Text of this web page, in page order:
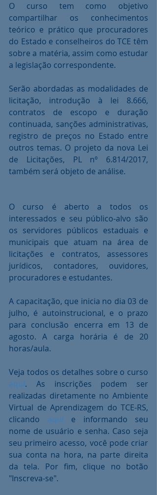
O curso tem como objetivo
compartilhar os conhecimentos
teórico e prático que procuradores
do Estado e conselheiros do TCE têm
sobre a matéria, assim como estudar
a legislação correspondente.
Serão abordadas as modalidades de
licitação, introdução à lei 8.666,
contratos de escopo e duração
continuada, sanções administrativas,
registro de preços no Estado entre
outros temas. O projeto da nova Lei
de Licitações, PL nº 6.814/2017,
também será objeto de análise.
O curso é aberto a todos os
interessados e seu público-alvo são
os servidores públicos estaduais e
municipais que atuam na área de
licitações e contratos, assessores
jurídicos, contadores, ouvidores,
procuradores e estudantes.
A capacitação, que inicia no dia 03 de
julho, é autoinstrucional, e o prazo
para conclusão encerra em 13 de
agosto. A carga horária é de 20
horas/aula.
aqui. As inscrições podem ser
realizadas diretamente no Ambiente
Virtual de Aprendizagem do TCE-RS,
clicando aqui e informando seu
nome de usuário e senha. Caso seja
seu primeiro acesso, você pode criar
sua conta na hora, na parte direita
da tela. Por fim, clique no botão
"Inscreva-se".